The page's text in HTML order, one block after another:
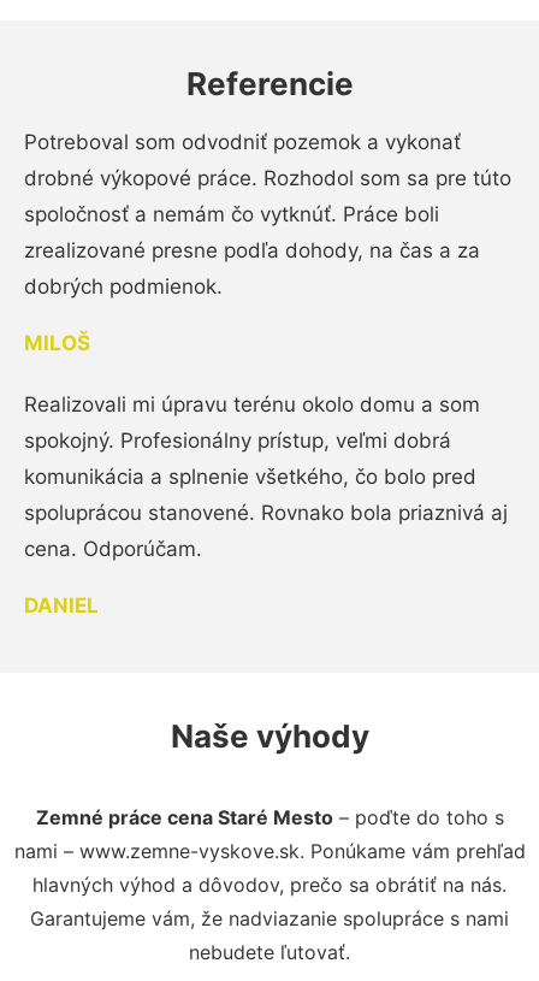
Referencie
Potreboval som odvodniť pozemok a vykonať
drobné výkopové práce. Rozhodol som sa pre túto
spoločnosť a nemám čo vytknúť. Práce boli
zrealizované presne podľa dohody, na čas a za
dobrých podmienok.
MILOŠ
Realizovali mi úpravu terénu okolo domu a som
spokojný. Profesionálny prístup, veľmi dobrá
komunikácia a splnenie všetkého, čo bolo pred
spoluprácou stanovené. Rovnako bola priaznivá aj
cena. Odporúčam.
DANIEL
Naše výhody
Zemné práce cena Staré Mesto– poďte do toho s
nami – www.zemne-vyskove.sk. Ponúkame vám prehľad
hlavných výhod a dôvodov, prečo sa obrátiť na nás.
Garantujeme vám, že nadviazanie spolupráce s nami
nebudete ľutovať.